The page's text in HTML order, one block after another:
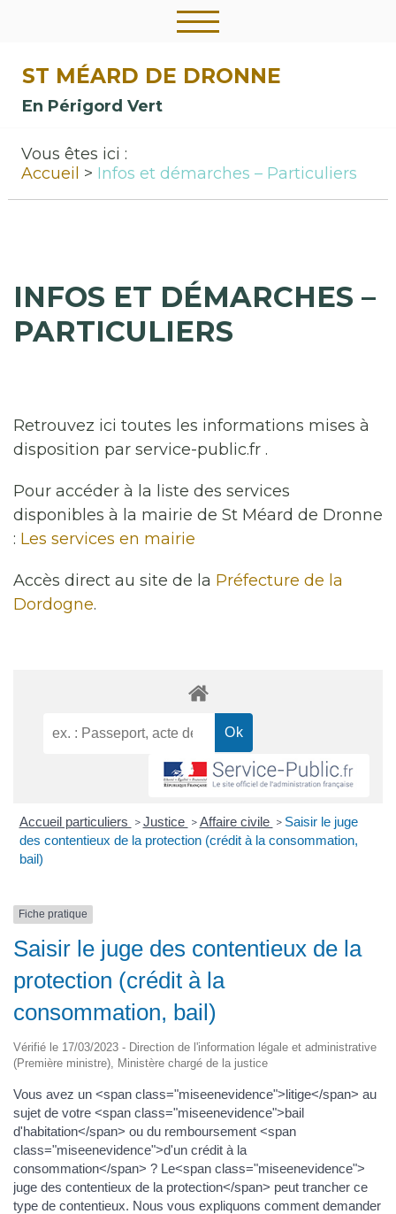
ST MÉARD DE DRONNE
En Périgord Vert
Vous êtes ici :
Accueil
Infos et démarches – Particuliers
INFOS ET DÉMARCHES –
PARTICULIERS
Retrouvez ici toutes les informations mises à
disposition par service-public.fr .
Pour accéder à la liste des services
disponibles à la mairie de St Méard de Dronne
: Les services en mairie
Accès direct au site de la Préfecture de la
Dordogne.
Accueil particuliers > Justice > Affaire civile > Saisir le juge
des contentieux de la protection (crédit à la consommation,
bail)
Fiche pratique
Saisir le juge des contentieux de la
protection (crédit à la
consommation, bail)
Vérifié le 17/03/2023 - Direction de l'information légale et administrative
(Première ministre), Ministère chargé de la justice
Vous avez un <span class="miseenevidence">litige</span> au
sujet de votre <span class="miseenevidence">bail
d'habitation</span> ou du remboursement <span
class="miseenevidence">d'un crédit à la
consommation</span> ? Le<span class="miseenevidence">
juge des contentieux de la protection</span> peut trancher ce
type de contentieux. Nous vous expliquons comment demander